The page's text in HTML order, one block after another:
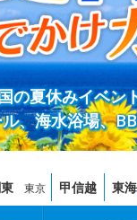
の夏休みイベ
、海水浴場、
東京 甲信越 東海